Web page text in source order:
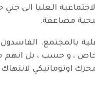
العليا الى
مضاعفة.
الفاسدون
، و حسب ، بل انهم
لانتهاك (